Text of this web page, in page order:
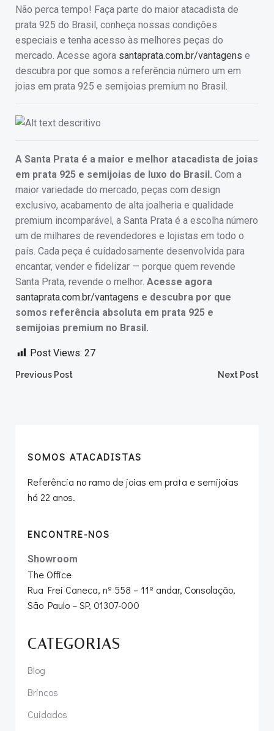
Não perca tempo! Faça parte do maior atacadista de
prata 925 do Brasil, conheça nossas condições
especiais e tenha acesso às melhores peças do
mercado. Acesse agora santaprata.com.br/vantagens e
descubra por que somos a referência número um em
joias em prata 925 e semijoias premium no Brasil.
A Santa Prata é a maior e melhor atacadista de joias
em prata 925 e semijoias de luxo do Brasil. Com a
maior variedade do mercado, peças com design
exclusivo, acabamento de alta joalheria e qualidade
premium incomparável, a Santa Prata é a escolha número
um de milhares de revendedores e lojistas em todo o
país. Cada peça é cuidadosamente desenvolvida para
encantar, vender e fidelizar — porque quem revende
Santa Prata, revende o melhor. Acesse agora
santaprata.com.br/vantagens e descubra por que
somos referência absoluta em prata 925 e
semijoias premium no Brasil.
Post Views: 27
Post
Previous Post Next Post
SOMOS ATACADISTAS
Referência no ramo de joias em prata e semijoias
há 22 anos.
ENCONTRE-NOS
Showroom
The Office
Rua Frei Caneca, nº 558 – 11º andar, Consolação,
São Paulo – SP, 01307-000
CATEGORIAS
Blog
Brincos
Cuidados